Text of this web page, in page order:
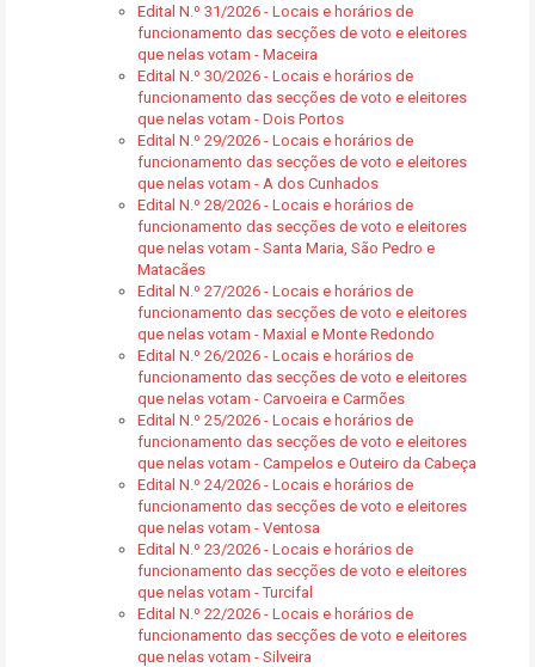
Edital N.º 31/2026 - Locais e horários de
funcionamento das secções de voto e eleitores
que nelas votam - Maceira
Edital N.º 30/2026 - Locais e horários de
funcionamento das secções de voto e eleitores
que nelas votam - Dois Portos
Edital N.º 29/2026 - Locais e horários de
funcionamento das secções de voto e eleitores
que nelas votam - A dos Cunhados
Edital N.º 28/2026 - Locais e horários de
funcionamento das secções de voto e eleitores
que nelas votam - Santa Maria, São Pedro e
Matacães
Edital N.º 27/2026 - Locais e horários de
funcionamento das secções de voto e eleitores
que nelas votam - Maxial e Monte Redondo
Edital N.º 26/2026 - Locais e horários de
funcionamento das secções de voto e eleitores
que nelas votam - Carvoeira e Carmões
Edital N.º 25/2026 - Locais e horários de
funcionamento das secções de voto e eleitores
que nelas votam - Campelos e Outeiro da Cabeça
Edital N.º 24/2026 - Locais e horários de
funcionamento das secções de voto e eleitores
que nelas votam - Ventosa
Edital N.º 23/2026 - Locais e horários de
funcionamento das secções de voto e eleitores
que nelas votam - Turcifal
Edital N.º 22/2026 - Locais e horários de
funcionamento das secções de voto e eleitores
que nelas votam - Silveira